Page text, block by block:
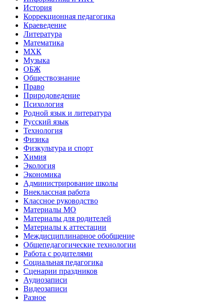
История
Коррекционная педагогика
Краеведение
Литература
Математика
МХК
Музыка
ОБЖ
Обществознание
Право
Природоведение
Психология
Родной язык и литература
Русский язык
Технология
Физика
Физкультура и спорт
Химия
Экология
Экономика
Администрирование школы
Внеклассная работа
Классное руководство
Материалы МО
Материалы для родителей
Материалы к аттестации
Междисциплинарное обобщение
Общепедагогические технологии
Работа с родителями
Социальная педагогика
Сценарии праздников
Аудиозаписи
Видеозаписи
Разное